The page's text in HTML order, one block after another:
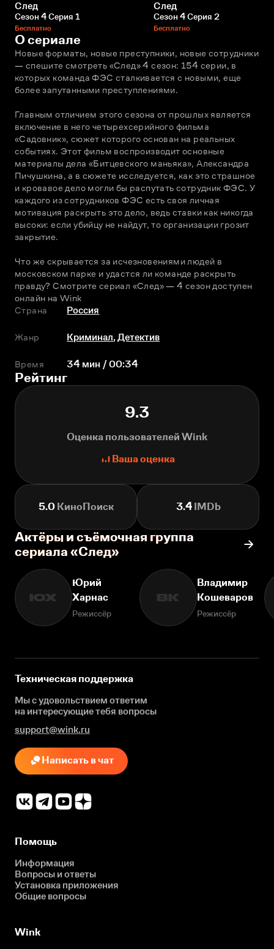
След
Сезон 4 Серия 1
Бесплатно
След
Сезон 4 Серия 2
Бесплатно
О сериале
Новые форматы, новые преступники, новые сотрудники
— спешите смотреть «След» 4 сезон: 154 серии, в
которых команда ФЭС сталкивается с новыми, еще
более запутанными преступлениями.
Главным отличием этого сезона от прошлых является
включение в него четырехсерийного фильма
«Садовник», сюжет которого основан на реальных
событиях. Этот фильм воспроизводит основные
материалы дела «Битцевского маньяка», Александра
Пичушкина, а в сюжете исследуется, как это страшное
и кровавое дело могли бы распутать сотрудник ФЭС. У
каждого из сотрудников ФЭС есть своя личная
мотивация раскрыть это дело, ведь ставки как никогда
высоки: если убийцу не найдут, то организации грозит
закрытие.
Что же скрывается за исчезновениями людей в
московском парке и удастся ли команде раскрыть
правду? Смотрите сериал «След» — 4 сезон доступен
онлайн на Wink
Страна
Россия
Жанр Криминал,Детектив
Время 34 мин / 00:34
Рейтинг
9.3
Оценка пользователей Wink
Ваша оценка
5.0КиноПоиск 3.4IMDb
Актёры и съёмочная группа
сериала «След»
ЮХ
Юрий
Харнас
Режиссёр
ВК
Владимир
Кошеваров
Режиссёр
Техническая поддержка
Мы с удовольствием ответим
на интересующиетебя вопросы
support@wink.ru
Написать в чат
Помощь
Информация
Вопросы и ответы
Установка приложения
Общие вопросы
Wink